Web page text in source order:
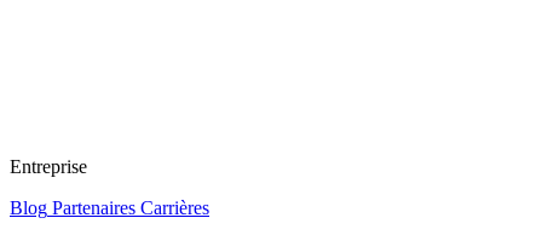
Entreprise
Blog Partenaires Carrières